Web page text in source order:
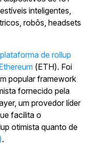
inteligentes,
robôs, headsets
plataforma de rollup
(ETH). Foi
popular framework
fornecido pela
um provedor líder
facilita o
otimista quanto de
.